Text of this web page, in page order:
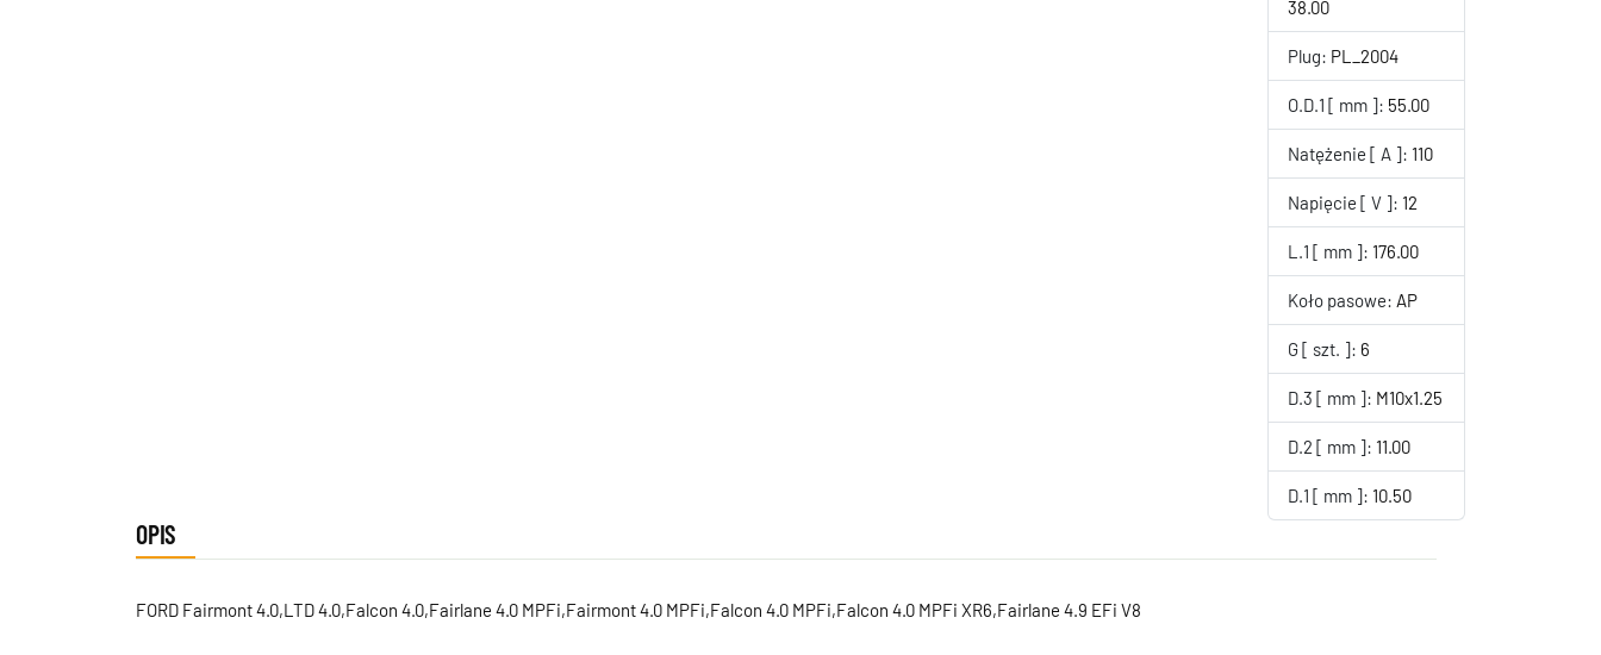
38.00
Plug: PL_2004
O.D.1 [ mm ]: 55.00
Natężenie [ A ]: 110
Napięcie [ V ]: 12
L.1 [ mm ]: 176.00
Koło pasowe: AP
G [ szt. ]: 6
D.3 [ mm ]: M10x1.25
D.2 [ mm ]: 11.00
D.1 [ mm ]: 10.50
OPIS
FORD Fairmont 4.0,LTD 4.0,Falcon 4.0,Fairlane 4.0 MPFi,Fairmont 4.0 MPFi,Falcon 4.0 MPFi,Falcon 4.0 MPFi XR6,Fairlane 4.9 EFi V8